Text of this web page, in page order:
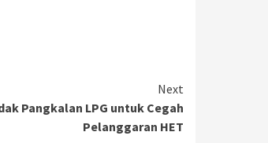
Next
Pangkalan LPG untuk Cegah
Pelanggaran HET